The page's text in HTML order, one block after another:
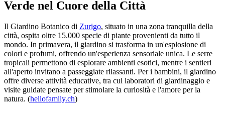
Verde nel Cuore della Città
Il Giardino Botanico di Zurigo, situato in una zona tranquilla della
città, ospita oltre 15.000 specie di piante provenienti da tutto il
mondo. In primavera, il giardino si trasforma in un'esplosione di
colori e profumi, offrendo un'esperienza sensoriale unica. Le serre
tropicali permettono di esplorare ambienti esotici, mentre i sentieri
all'aperto invitano a passeggiate rilassanti. Per i bambini, il giardino
offre diverse attività educative, tra cui laboratori di giardinaggio e
visite guidate pensate per stimolare la curiosità e l'amore per la
natura. (hellofamily.ch)